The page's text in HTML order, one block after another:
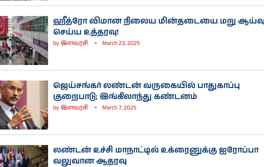
ஹீத்ரோ விமான நிலைய மின்தடையை மறு
செய்ய உத்தரவு!
byஇளவரசி March 23, 2025
ஜெய்சங்கர் லண்டன் வருகையில் பாதுகாப்பு
குறைபாடு; இங்கிலாந்து கண்டனம்
byஇளவரசி March 7, 2025
லண்டன் உச்சி மாநாட்டில் உக்ரைனுக்கு ஐரோப்பா
வலுவான ஆதரவு